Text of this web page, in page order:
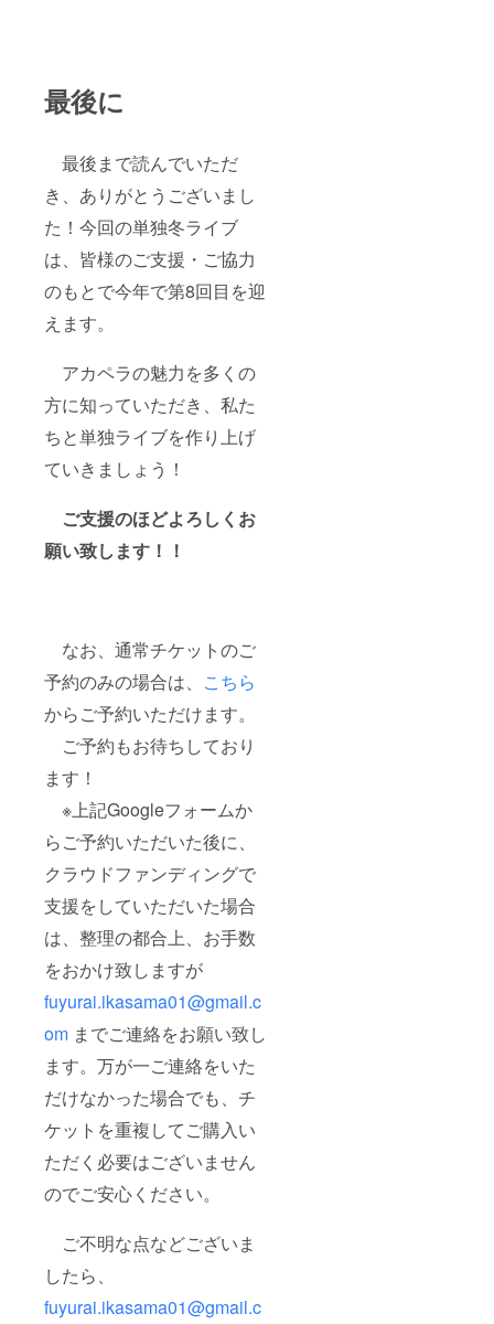
最後に
最後まで読んでいただ
き、ありがとうございまし
た！今回の単独冬ライブ
は、皆様のご支援・ご協力
のもとで今年で第8回目を迎
えます。
アカペラの魅力を多くの
方に知っていただき、私た
ちと単独ライブを作り上げ
ていきましょう！
ご支援のほどよろしくお
願い致します！！
なお、通常チケットのご
予約のみの場合は、 こちら
からご予約いただけます。
ご予約もお待ちしており
ます！
※上記Googleフォームか
らご予約いただいた後に、
クラウドファンディングで
支援をしていただいた場合
は、整理の都合上、お手数
をおかけ致しますが
fuyurai.ikasama01@gmail.c
om までご連絡をお願い致し
ます。万が一ご連絡をいた
だけなかった場合でも、チ
ケットを重複してご購入い
ただく必要はございません
のでご安心ください。
ご不明な点などございま
したら、
fuyurai.ikasama01@gmail.c